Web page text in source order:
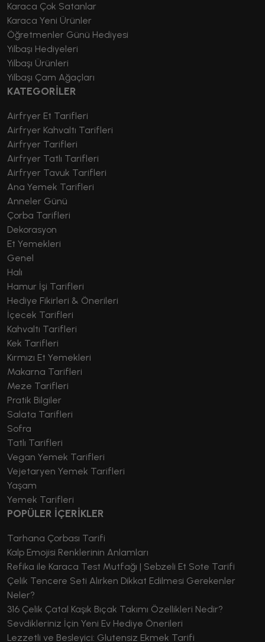
Karaca Çok Satanlar
Karaca Yeni Ürünler
Öğretmenler Günü Hediyesi
Yılbaşı Hediyeleri
Yılbaşı Ürünleri
Yılbaşı Çam Ağaçları
KATEGORİLER
Airfryer Et Tarifleri
Airfryer Kahvaltı Tarifleri
Airfryer Tarifleri
Airfryer Tatlı Tarifleri
Airfryer Tavuk Tarifleri
Ana Yemek Tarifleri
Anneler Günü
Çorba Tarifleri
Dekorasyon
Et Yemekleri
Genel
Halı
Hamur İşi Tarifleri
Hediye Fikirleri & Önerileri
İçecek Tarifleri
Kahvaltı Tarifleri
Kek Tarifleri
Kırmızı Et Yemekleri
Makarna Tarifleri
Meze Tarifleri
Pratik Bilgiler
Salata Tarifleri
Sofra
Tatlı Tarifleri
Vegan Yemek Tarifleri
Vejetaryen Yemek Tarifleri
Yaşam
Yemek Tarifleri
POPÜLER İÇERİKLER
Tarhana Çorbası Tarifi
Kalp Emojisi Renklerinin Anlamları
Refika ile Karaca Test Mutfağı | Sebzeli Et Sote Tarifi
Çelik Tencere Seti Alırken Dikkat Edilmesi Gerekenler
Neler?
316 Çelik Çatal Kaşık Bıçak Takımı Özellikleri Nedir?
Sevdikleriniz İçin Yeni Ev Hediye Önerileri
Lezzetli ve Besleyici: Glutensiz Ekmek Tarifi